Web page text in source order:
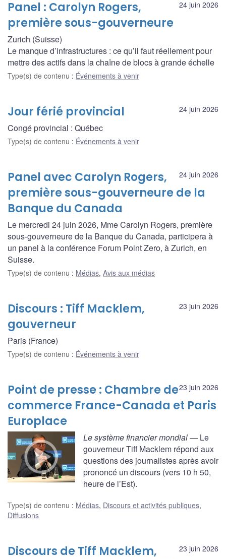
24 juin 2026
Panel : Carolyn Rogers,
première sous-gouverneure
Zurich (Suisse)
Le manque d’infrastructures : ce qu’il faut réellement pour
mettre des actifs dans la chaîne de blocs à grande échelle
Type(s) de contenu : Événements à venir
24 juin 2026
Jour férié provincial
Congé provincial : Québec
Type(s) de contenu : Événements à venir
24 juin 2026
Panel avec Carolyn Rogers,
première sous-gouverneure de la
Banque du Canada
Le mercredi 24 juin 2026, Mme Carolyn Rogers, première
sous-gouverneure de la Banque du Canada, participera à
un panel à la conférence Forum Point Zero, à Zurich, en
Suisse.
Type(s) de contenu : Médias, Avis aux médias
23 juin 2026
Discours : Tiff Macklem,
gouverneur
Paris (France)
Type(s) de contenu : Événements à venir
23 juin 2026
Point de presse : Chambre de
commerce France-Canada et Paris
Europlace
Le système financier mondial— Le
gouverneur Tiff Macklem répond aux
questions des journalistes après avoir
prononcé un discours (vers 10 h 50,
heure de l’Est).
Type(s) de contenu : Médias, Discours et activités publiques,
Diffusions
23 juin 2026
Discours de Tiff Macklem,